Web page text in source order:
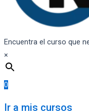
Encuentra el curso que
×
0
Ir a mis cursos